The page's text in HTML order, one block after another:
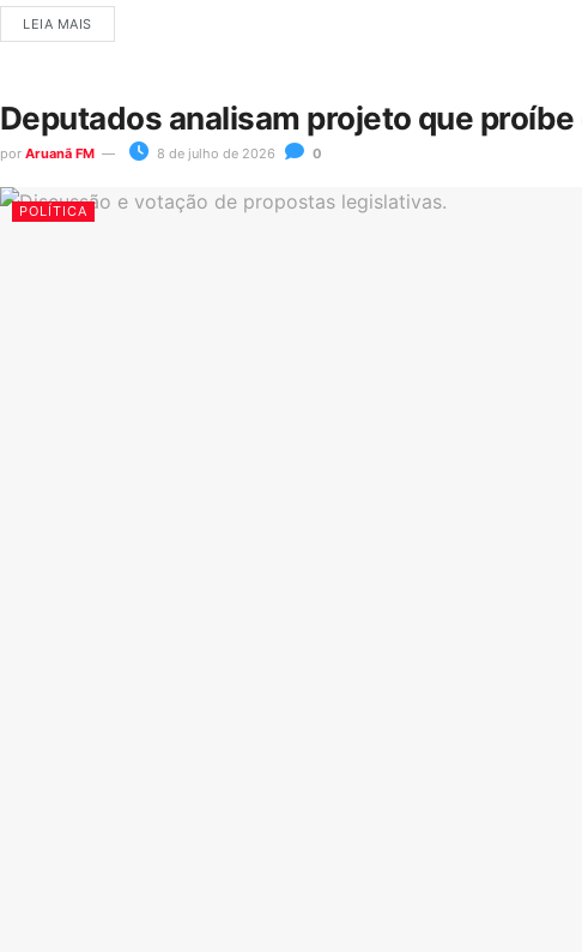
LEIA MAIS
Deputados analisam projeto que
por Aruanã FM 8 de julho de 2026 0
POLÍTICA